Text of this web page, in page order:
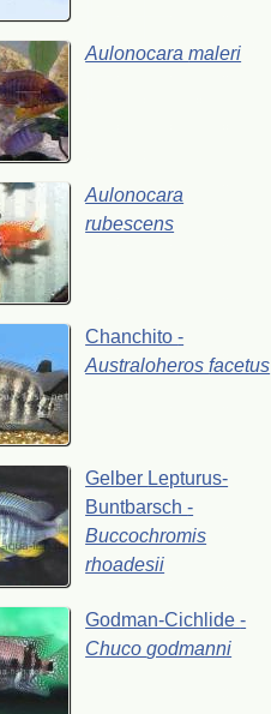
Aulonocaramaleri
Aulonocara
rubescens
Chanchito-
Australoherosfacetus
Gelber Lepturus-
Buntbarsch-
Buccochromis
rhoadesii
Godman-Cichlide-
Chucogodmanni